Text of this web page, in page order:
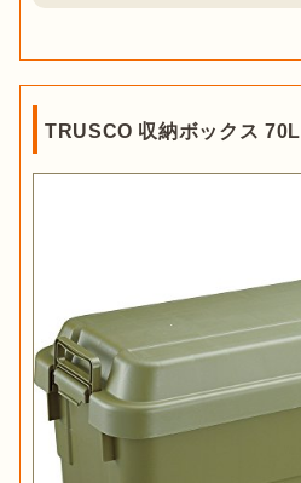
TRUSCO 収納ボックス 70L